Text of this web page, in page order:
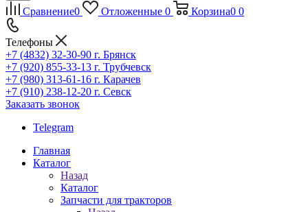
Сравнение0 Отложенные 0 Корзина0 0
Телефоны
+7 (4832) 32-30-90 г. Брянск
+7 (920) 855-33-13 г. Трубчевск
+7 (980) 313-61-16 г. Карачев
+7 (910) 238-12-20 г. Севск
Заказать звонок
Telegram
Главная
Каталог
Назад
Каталог
Запчасти для тракторов